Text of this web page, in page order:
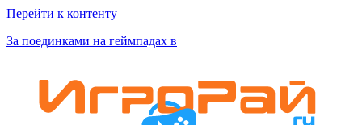
Перейти к контенту
За поединками на геймпадах в